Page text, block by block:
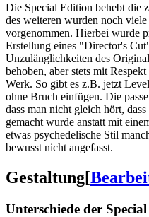
Die Special Edition behebt die
des weiteren wurden noch
vorgenommen. Hierbei wurde
Erstellung eines "Director's
Unzulänglichkeiten des
behoben, aber stets mit
Werk. So gibt es z.B. jetzt
ohne Bruch einfügen. Die
dass man nicht gleich hört,
gemacht wurde anstatt mit
etwas psychedelische Stil
bewusst nicht angefasst.
Gestaltung[
Unterschiede der